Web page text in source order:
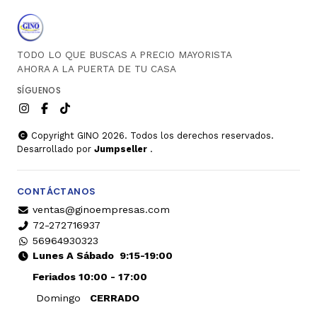
TODO LO QUE BUSCAS A PRECIO MAYORISTA
AHORA A LA PUERTA DE TU CASA
SÍGUENOS
Copyright GINO 2026. Todos los derechos reservados.
Desarrollado por Jumpseller .
CONTÁCTANOS
ventas@ginoempresas.com
72-272716937
56964930323
Lunes A Sábado9:15-19:00
Feriados 10:00 - 17:00
Domingo
CERRADO